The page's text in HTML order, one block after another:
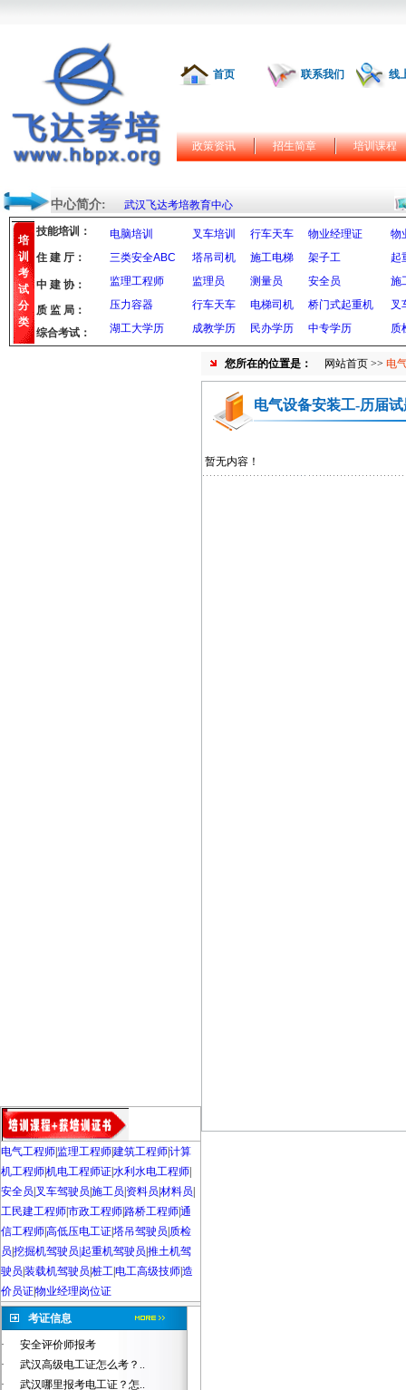
首页 联系我们 线
政策资讯 招生简章 培训课程
中心简介: 武汉飞达考培教育中心
培
训
考
试
分
类
技能培训： 电脑培训 叉车培训 行车天车 物业经理证
物
三类安全ABC
塔吊司机 施工电梯 架子工
起
监理工程师
监理员 测量员 安全员
施
压力容器
行车天车 电梯司机 桥门式起重机
叉
湖工大学历
成教学历 民办学历 中专学历 质
住 建 厅：
中 建 协：
质 监 局：
综合考试：
电气工程师 监理工程师建筑工程师计算
机工程师机电工程师证水利水电工程师
安全员 叉车驾驶员 施工员 资料员 材料员
工民建工程师市政工程师路桥工程师通
信工程师高低压电工证塔吊驾驶员 质检
员 挖掘机驾驶员|起重机驾驶员 推土机驾
驶员 装载机驾驶员 桩工电工高级技师造
价员证物业经理岗位证
考证信息
·
安全评价师报考
·
武汉高级电工证怎么考？..
·
武汉哪里报考电工证？怎..
您所在的位置是： 网站首页 >> 电
电气设备安装工-历届试
暂无内容！